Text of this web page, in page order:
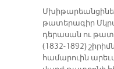
թա­տե­րա­գիր
դե­րա­սան ու
(1832-1892)
հա­մա­րուին